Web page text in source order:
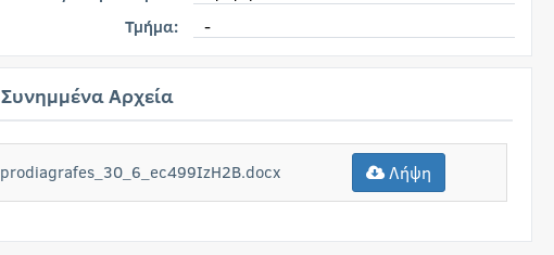
Τμήμα:
-
Συνημμένα Αρχεία
prodiagrafes_30_6_ec499IzH2B.docx Λήψη